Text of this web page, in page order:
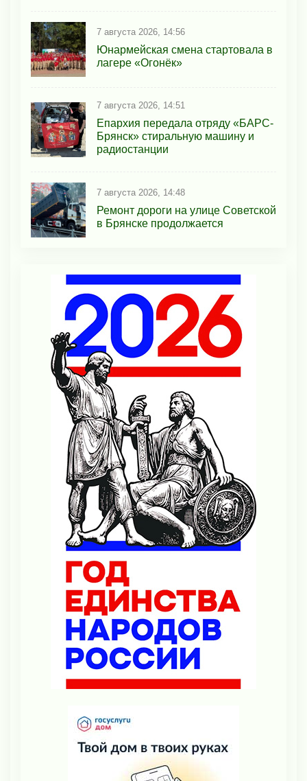
7 августа 2026, 14:56
Юнармейская смена стартовала в
лагере «Огонёк»
7 августа 2026, 14:51
Епархия передала отряду «БАРС-
Брянск» стиральную машину и
радиостанции
7 августа 2026, 14:48
Ремонт дороги на улице Советской
в Брянске продолжается